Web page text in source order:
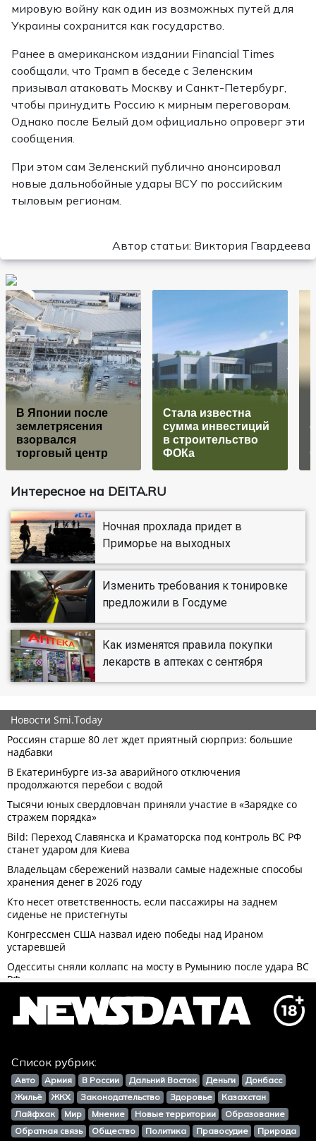
мировую войну как один из возможных путей для
Украины сохранится как государство.
Ранее в американском издании Financial Times
сообщали, что Трамп в беседе с Зеленским
призывал атаковать Москву и Санкт-Петербург,
чтобы принудить Россию к мирным переговорам.
Однако после Белый дом официально опроверг эти
сообщения.
При этом сам Зеленский публично анонсировал
новые дальнобойные удары ВСУ по российским
тыловым регионам.
Автор статьи: Виктория Гвардеева
В Японии после
землетрясения
взорвался
торговый центр
Стала известна
сумма инвестиций
в строительство
ФОКа
Интересное на DEITA.RU
Ночная прохлада придет в
Приморье на выходных
Изменить требования к тонировке
предложили в Госдуме
Как изменятся правила покупки
лекарств в аптеках с сентября
Список рубрик:
Авто Армия В России Дальний Восток Деньги
Донбасс
Жильё
ЖКХ Законодательство Здоровье
Казахстан
Лайфхак
Мир Мнение Новые территории
Образование
Обратная связь
Общество Политика Правосудие Природа